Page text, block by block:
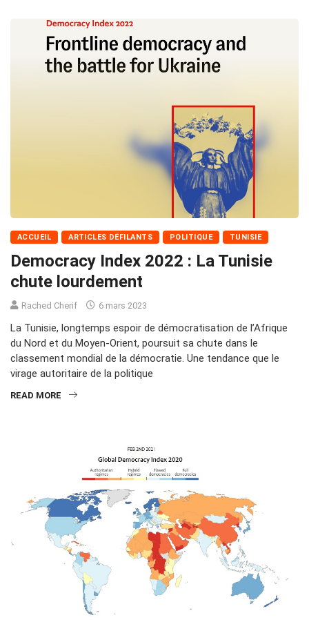
ACCUEIL ARTICLES DÉFILANTS POLITIQUE TUNISIE
Democracy Index 2022 : La Tunisie
chute lourdement
Rached Cherif 6 mars 2023
La Tunisie, longtemps espoir de démocratisation de l’Afrique
du Nord et du Moyen-Orient, poursuit sa chute dans le
classement mondial de la démocratie. Une tendance que le
virage autoritaire de la politique
READ MORE